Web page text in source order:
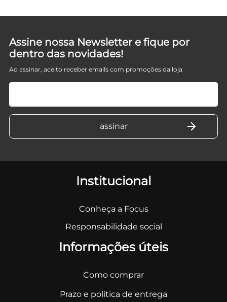
Assine nossa Newsletter e fique por
dentro das novidades!
Ao assinar, aceito receber emails com promoções da loja
Institucional
Conheça a Focus
Responsabilidade social
Informações úteis
Como comprar
Prazo e política de entrega